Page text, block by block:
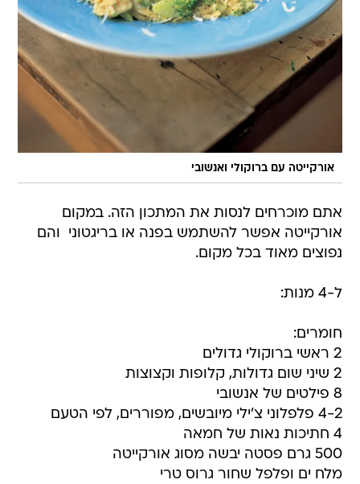
אורקייטה עם ברוקולי ואנשובי
אתם מוכרחים לנסות את המתכון הזה. במקום
אורקייטה אפשר להשתמש בפנה או בריגטוני  והם
נפוצים מאוד בכל מקום.
ל-4 מנות:
חומרים:
2 ראשי ברוקולי גדולים
2 שיני שום גדולות, קלופות וקצוצות
8 פילטים של אנשובי
4-2 פלפלוני צ'ילי מיובשים, מפוררים, לפי הטעם
4 חתיכות נאות של חמאה
500 גרם פסטה יבשה מסוג אורקייטה
מלח ים ופלפל שחור גרוס טרי